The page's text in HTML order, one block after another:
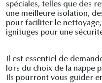
spéciales, telles que des
une meilleure isolation,
pour faciliter le
ignifuges pour une
Il est essentiel de
lors du choix de la nappe
Ils pourront vous guider